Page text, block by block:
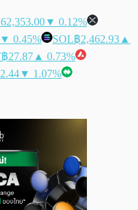
▼ 0.12%
▼ 0.45% SOL฿2,462.93 ▲
฿27.87 ▲ 0.73%
▼ 1.07%